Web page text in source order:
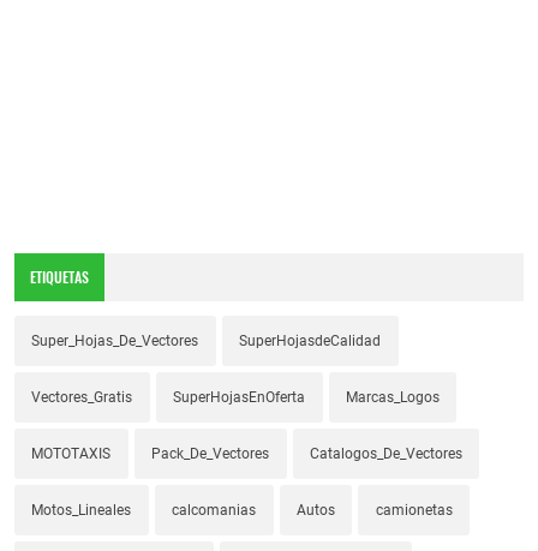
ETIQUETAS
Super_Hojas_De_Vectores SuperHojasdeCalidad
Vectores_Gratis SuperHojasEnOferta Marcas_Logos
MOTOTAXIS Pack_De_Vectores Catalogos_De_Vectores
Motos_Lineales calcomanias Autos camionetas